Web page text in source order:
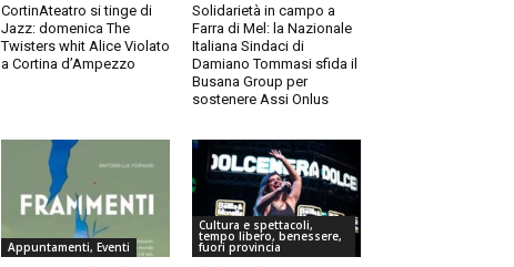
CortinAteatro si tinge di
Jazz: domenica The
Twisters whit Alice Violato
a Cortina d’Ampezzo
Solidarietà in campo a
Farra di Mel: la Nazionale
Italiana Sindaci di
Damiano Tommasi sfida il
Busana Group per
sostenere Assi Onlus
Appuntamenti, Eventi
Cultura e spettacoli,
tempo libero, benessere,
fuori provincia